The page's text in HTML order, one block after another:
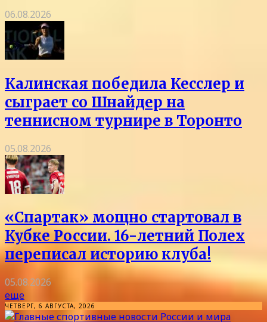
06.08.2026
Калинская победила Кесслер и
сыграет со Шнайдер на
теннисном турнире в Торонто
05.08.2026
«Спартак» мощно стартовал в
Кубке России. 16-летний Полех
переписал историю клуба!
05.08.2026
еще
ЧЕТВЕРГ, 6 АВГУСТА, 2026